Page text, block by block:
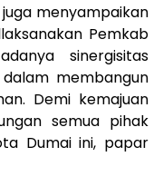
menyampaikan
Pemkab
sinergisitas
membangun
Demi kemajuan
semua pihak
Dumai ini, papar